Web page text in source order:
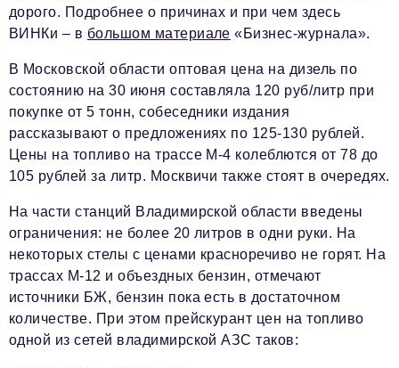
дорого. Подробнее о причинах и при чем здесь
ВИНКи – в большом материале «Бизнес-журнала».
В Московской области оптовая цена на дизель по
состоянию на 30 июня составляла 120 руб/литр при
покупке от 5 тонн, собеседники издания
рассказывают о предложениях по 125-130 рублей.
Цены на топливо на трассе М-4 колеблются от 78 до
105 рублей за литр. Москвичи также стоят в очередях.
На части станций Владимирской области введены
ограничения: не более 20 литров в одни руки. На
некоторых стелы с ценами красноречиво не горят. На
трассах М-12 и объездных бензин, отмечают
источники БЖ, бензин пока есть в достаточном
количестве. При этом прейскурант цен на топливо
одной из сетей владимирской АЗС таков: